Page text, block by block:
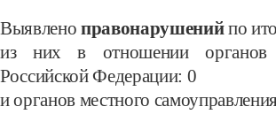
Выявлено правонарушенийпо
из них в отношении органов
Российской Федерации: 0
и органов местного